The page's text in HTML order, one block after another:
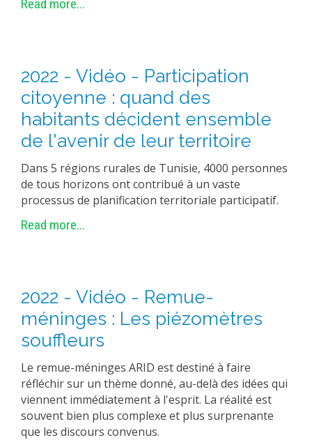
Read more...
2022 - Vidéo - Participation
citoyenne : quand des
habitants décident ensemble
de l'avenir de leur territoire
Dans 5 régions rurales de Tunisie, 4000 personnes
de tous horizons ont contribué à un vaste
processus de planification territoriale participatif.
Read more...
2022 - Vidéo - Remue-
méninges : Les piézomètres
souffleurs
Le remue-méninges ARID est destiné à faire
réfléchir sur un thème donné, au-delà des idées qui
viennent immédiatement à l'esprit. La réalité est
souvent bien plus complexe et plus surprenante
que les discours convenus.